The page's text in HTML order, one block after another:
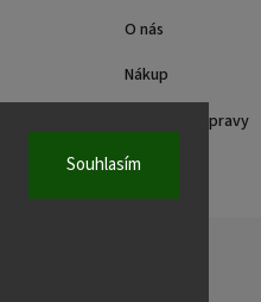
Souhlasím
O nás
Nákup
Způsoby dopravy